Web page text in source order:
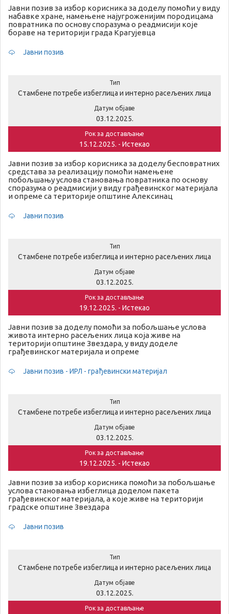
Јавни позив за избор корисника за доделу помоћи у виду
набавке хране, намењене најугроженијим породицама
повратника по основу споразума о реадмисији које
бораве на територији града Крагујевца
Јавни позив
Тип
Стамбене потребе избеглица и интерно расељених лица
Датум објаве
03.12.2025.
Рок за достављање
15.12.2025. - Истекао
Јавни позив за избор корисника за доделу бесповратних
средстава за реализацију помоћи намењене
побољшању услова становања повратника по основу
споразума о реадмисији у виду грађевинског материјала
и опреме са територије општине Алексинац
Јавни позив
Тип
Стамбене потребе избеглица и интерно расељених лица
Датум објаве
03.12.2025.
Рок за достављање
19.12.2025. - Истекао
Јавни позив за доделу помоћи за побољшање услова
живота интерно расељених лица која живе на
територији општине Звездара, у виду доделе
грађевинског материјала и опреме
Јавни позив - ИРЛ - грађевински материјал
Тип
Стамбене потребе избеглица и интерно расељених лица
Датум објаве
03.12.2025.
Рок за достављање
19.12.2025. - Истекао
Јавни позив за избор корисника помоћи за побољшање
услова становања избеглица доделом пакета
грађевинског материјала, а које живе на територији
градске општине Звездара
Јавни позив
Тип
Стамбене потребе избеглица и интерно расељених лица
Датум објаве
03.12.2025.
Рок за достављање